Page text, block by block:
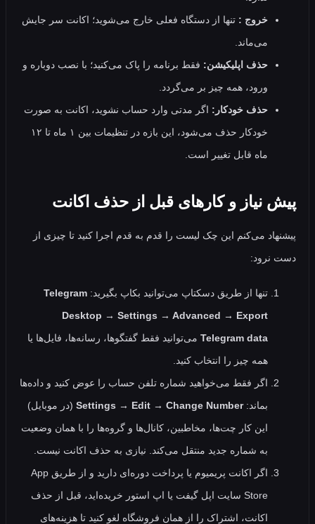
خروج :تنها از دستگاه فعلی خارج می‌شوید؛ اکانت سر جایش
حذف اپلیکیشن: فقط برنامه را پاک می‌کنید؛ با نصب دوباره و
ورود، همه‌ چیز بر می‌گردد.
حذف خودکار:اگر مدتی وارد حساب نشوید، اکانت به‌ صورت
خودکار حذف می‌شود، این بازه در تنظیمات بین ۱ ماه تا ۱۲
ماه قابل تغییر است.
نیاز و کارهای قبل از حذف اکانت
می‌کنم این چک‌ لیست را قدم‌ به‌ قدم اجرا کنید تا چیزی از
تنها از طریق دسکتاپ می‌توانید بکاپ بگیرید:Telegram
Desktop → Settings → Advanced → Export
Telegram dataمی‌توانید فقط گفتگوها، رسانه‌ها، فایل‌ها یا
همه‌ چیز را انتخاب کنید.
اگر فقط می‌خواهید شماره‌ تلفن حساب را عوض کنید و داده‌ها
Settings → Edit → Change Number (در موبایل)
این کار چت‌ها، مخاطبین، کانال‌ها و گروه‌ها را با همان وضعیت
به شماره جدید منتقل می‌کند. نیازی به حذف اکانت نیست.
اگر اکانت پریمیوم یا پرداخت دوره‌ای دارید و از طریق App
Store سایت اپل گیفت یا اپ استور خریده‌اید، قبل از حذف
اکانت، اشتراک را از همان فروشگاه لغو کنید تا هزینه‌های